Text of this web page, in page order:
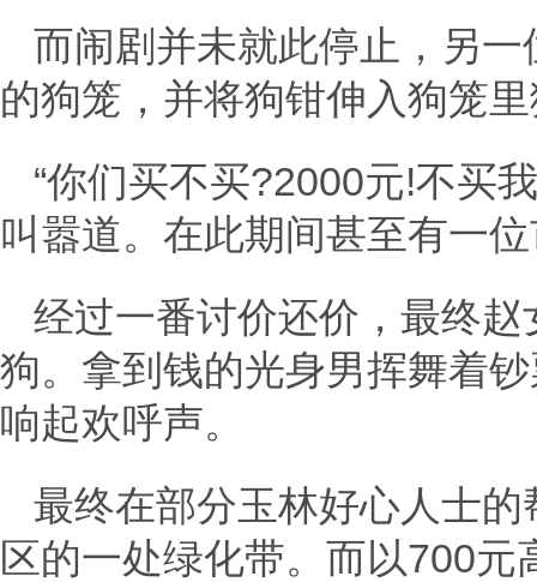
而闹剧并未就此停止，另
的狗笼，并将狗钳伸入狗笼
“你们买不买?2000元!不买
叫嚣道。在此期间甚至有一
经过一番讨价还价，最终
狗。拿到钱的光身男挥舞着
响起欢呼声。
最终在部分玉林好心人士
区的一处绿化带。而以700